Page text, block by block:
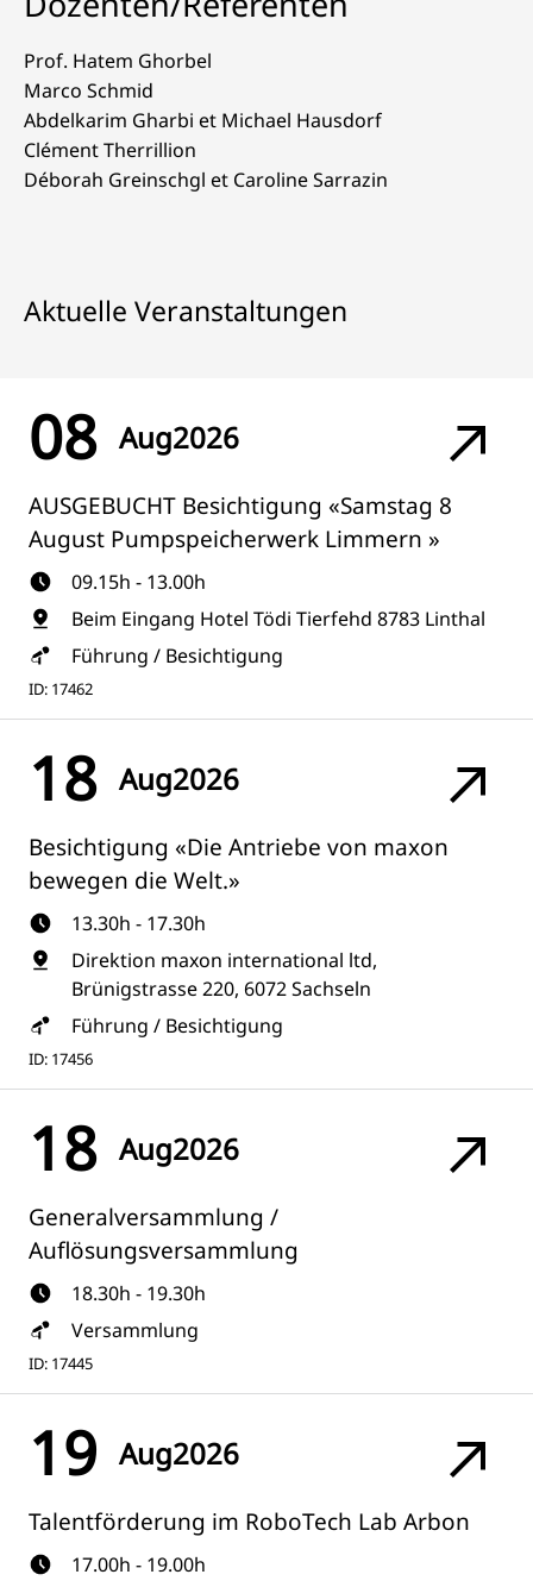
Prof. Hatem Ghorbel
Marco Schmid
Abdelkarim Gharbi et Michael Hausdorf
Clément Therrillion
Déborah Greinschgl et Caroline Sarrazin
Aktuelle Veranstaltungen
08 Aug2026
AUSGEBUCHT Besichtigung «Samstag 8
August Pumpspeicherwerk Limmern »
09.15h - 13.00h
Beim Eingang Hotel Tödi Tierfehd 8783 Linthal
Führung / Besichtigung
ID: 17462
18 Aug2026
Besichtigung «Die Antriebe von maxon
bewegen die Welt.»
13.30h - 17.30h
Direktion maxon international ltd,
Brünigstrasse 220, 6072 Sachseln
Führung / Besichtigung
ID: 17456
18 Aug2026
Generalversammlung /
Auflösungsversammlung
18.30h - 19.30h
Versammlung
ID: 17445
19 Aug2026
Talentförderung im RoboTech Lab Arbon
17.00h - 19.00h